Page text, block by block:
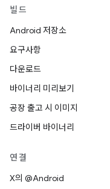
빌드
Android 저장소
요구사항
다운로드
바이너리 미리보기
공장 출고 시 이미지
드라이버 바이너리
연결
X의 @Android